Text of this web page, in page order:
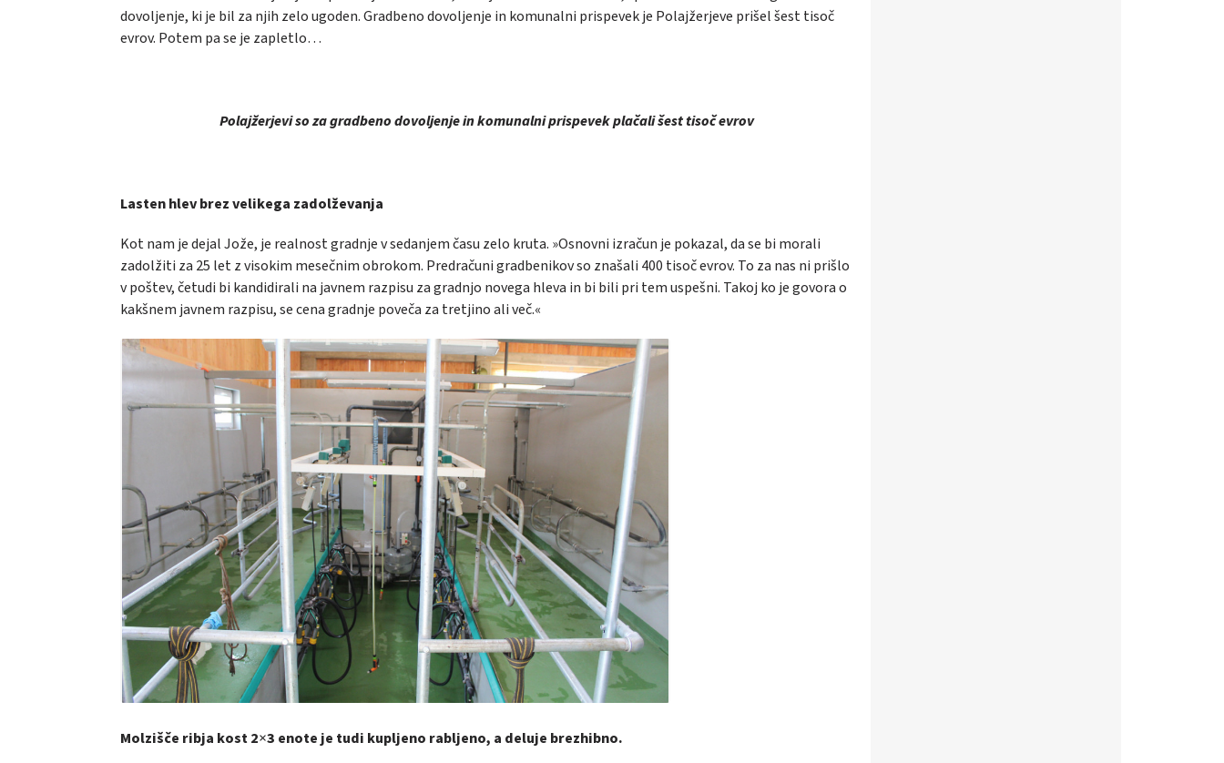
dovoljenje, ki je bil za njih zelo ugoden. Gradbeno dovoljenje in komunalni prispevek je Polajžerjeve prišel šest tisoč
evrov. Potem pa se je zapletlo…
Polajžerjevi so za gradbeno dovoljenje in komunalni prispevek plačali šest tisoč evrov
Lasten hlev brez velikega zadolževanja
Kot nam je dejal Jože, je realnost gradnje v sedanjem času zelo kruta. »Osnovni izračun je pokazal, da se bi morali
zadolžiti za 25 let z visokim mesečnim obrokom. Predračuni gradbenikov so znašali 400 tisoč evrov. To za nas ni prišlo
v poštev, četudi bi kandidirali na javnem razpisu za gradnjo novega hleva in bi bili pri tem uspešni. Takoj ko je govora o
kakšnem javnem razpisu, se cena gradnje poveča za tretjino ali več.«
Molzišče ribja kost 2×3 enote je tudi kupljeno rabljeno, a deluje brezhibno.